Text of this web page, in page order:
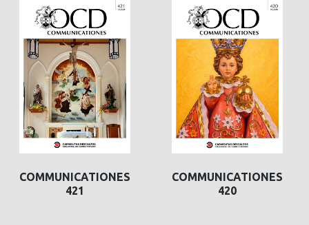
COMMUNICATIONES
420
COMMUNICATIONES
419